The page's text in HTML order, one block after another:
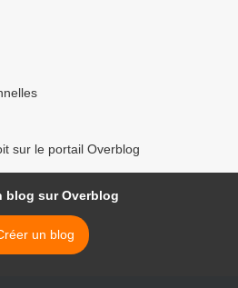
sur le portail Overblog
blog sur Overblog
un blog